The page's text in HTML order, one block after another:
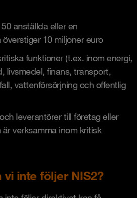
anställda eller en
10 miljoner euro
funktioner (t.ex. inom energi,
livsmedel, finans, transport,
vattenförsörjning och offentlig
leverantörer till företag eller
verksamma inom kritisk
inte följer NIS2?